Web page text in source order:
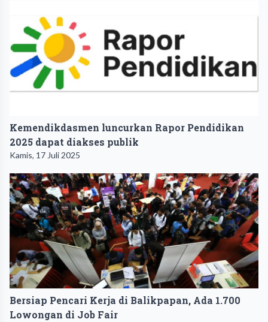
Kemendikdasmen luncurkan Rapor Pendidikan
2025 dapat diakses publik
Kamis, 17 Juli 2025
Bersiap Pencari Kerja di Balikpapan, Ada 1.700
Lowongan di Job Fair